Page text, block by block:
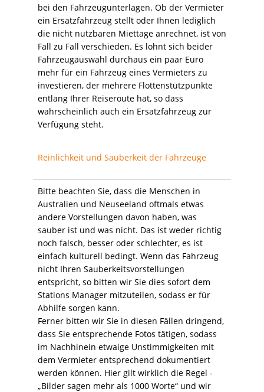
bei den Fahrzeugunterlagen. Ob der Vermieter
ein Ersatzfahrzeug stellt oder Ihnen lediglich
die nicht nutzbaren Miettage anrechnet, ist von
Fall zu Fall verschieden. Es lohnt sich beider
Fahrzeugauswahl durchaus ein paar Euro
mehr für ein Fahrzeug eines Vermieters zu
investieren, der mehrere Flottenstützpunkte
entlang Ihrer Reiseroute hat, so dass
wahrscheinlich auch ein Ersatzfahrzeug zur
Verfügung steht.
Reinlichkeit und Sauberkeit der Fahrzeuge
Bitte beachten Sie, dass die Menschen in
Australien und Neuseeland oftmals etwas
andere Vorstellungen davon haben, was
sauber ist und was nicht. Das ist weder richtig
noch falsch, besser oder schlechter, es ist
einfach kulturell bedingt. Wenn das Fahrzeug
nicht Ihren Sauberkeitsvorstellungen
entspricht, so bitten wir Sie dies sofort dem
Stations Manager mitzuteilen, sodass er für
Abhilfe sorgen kann.
Ferner bitten wir Sie in diesen Fällen dringend,
dass Sie entsprechende Fotos tätigen, sodass
im Nachhinein etwaige Unstimmigkeiten mit
dem Vermieter entsprechend dokumentiert
werden können. Hier gilt wirklich die Regel -
„Bilder sagen mehr als 1000 Worte“ und wir